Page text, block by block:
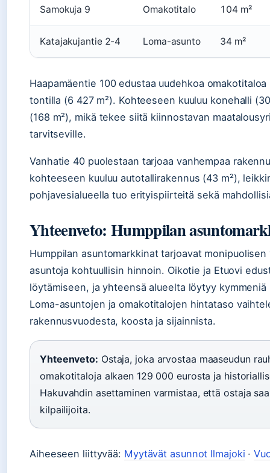
Samokuja 9 Omakotitalo 104 m²
Katajakujantie 2-4 Loma-asunto 34 m²
Haapamäentie 100 edustaa uudehkoa
tontilla (6 427 m²). Kohteeseen kuuluu konehalli
(168 m²), mikä tekee siitä kiinnostavan
tarvitseville.
Vanhatie 40 puolestaan tarjoaa vanhempaa
kohteeseen kuuluu autotallirakennus (43 m²),
pohjavesialueella tuo erityispiirteitä sekä
Yhteenveto: Humppilan
Humppilan asuntomarkkinat tarjoavat
asuntoja kohtuullisin hinnoin. Oikotie ja Etuovi
löytämiseen, ja yhteensä alueelta löytyy
Loma-asuntojen ja omakotitalojen hintataso
rakennusvuodesta, koosta ja sijainnista.
Yhteenveto: Ostaja, joka arvostaa maaseudun
omakotitaloja alkaen 129 000 eurosta ja
Hakuvahdin asettaminen varmistaa, että ostaja
kilpailijoita.
Aiheeseen liittyvää: Myytävät asunnot Ilmajoki ·